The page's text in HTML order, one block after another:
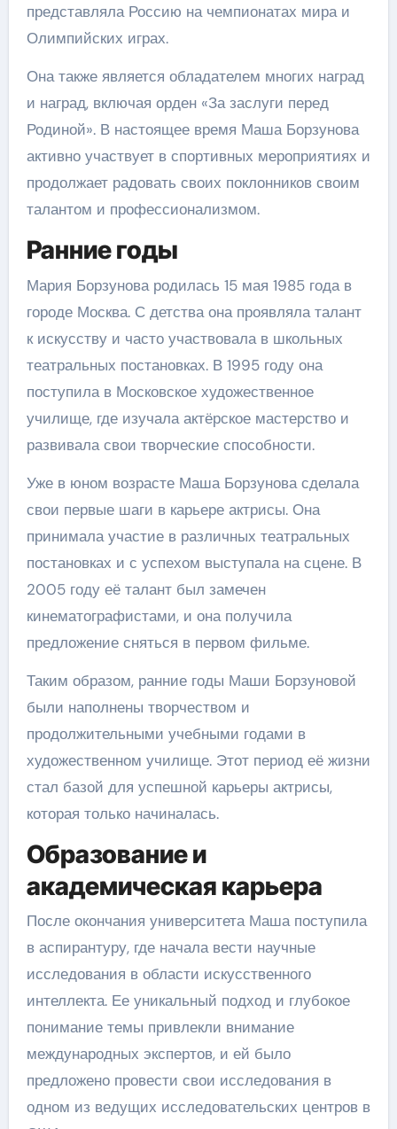
представляла Россию на чемпионатах мира и
Олимпийских играх.
Она также является обладателем многих наград
и наград, включая орден «За заслуги перед
Родиной». В настоящее время Маша Борзунова
активно участвует в спортивных мероприятиях и
продолжает радовать своих поклонников своим
талантом и профессионализмом.
Ранние годы
Мария Борзунова родилась 15 мая 1985 года в
городе Москва. С детства она проявляла талант
к искусству и часто участвовала в школьных
театральных постановках. В 1995 году она
поступила в Московское художественное
училище, где изучала актёрское мастерство и
развивала свои творческие способности.
Уже в юном возрасте Маша Борзунова сделала
свои первые шаги в карьере актрисы. Она
принимала участие в различных театральных
постановках и с успехом выступала на сцене. В
2005 году её талант был замечен
кинематографистами, и она получила
предложение сняться в первом фильме.
Таким образом, ранние годы Маши Борзуновой
были наполнены творчеством и
продолжительными учебными годами в
художественном училище. Этот период её жизни
стал базой для успешной карьеры актрисы,
которая только начиналась.
Образование и
академическая карьера
После окончания университета Маша поступила
в аспирантуру, где начала вести научные
исследования в области искусственного
интеллекта. Ее уникальный подход и глубокое
понимание темы привлекли внимание
международных экспертов, и ей было
предложено провести свои исследования в
одном из ведущих исследовательских центров в